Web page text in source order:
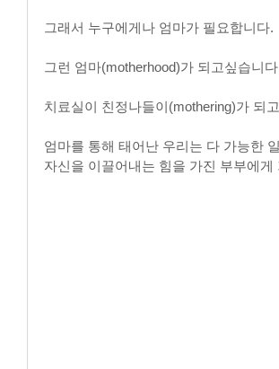
그래서 누구에게나 엄마가 필요합니다.
그런 엄마(motherhood)가 되고싶습니
치료실이 친정나들이(mothering)가 되
엄마를 통해 태어난 우리는 다 가능한
자신을 이끌어내는 힘을 가진 부부에게